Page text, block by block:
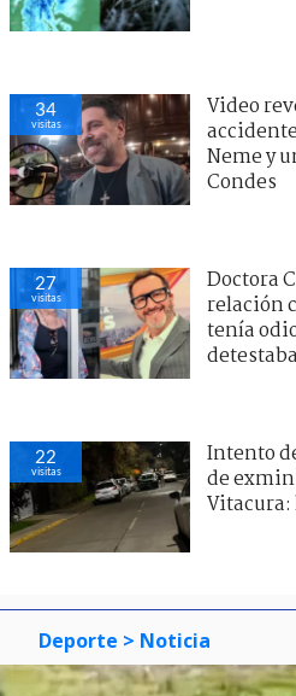
34
visitas
Video
Neme y
Condes
27
visitas
Doctora
relación
tenía
22
visitas
Intento
de
Vitacura:
Deporte > Noticia